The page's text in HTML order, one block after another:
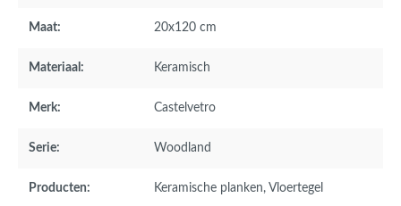
Maat: 20x120 cm
Materiaal: Keramisch
Merk: Castelvetro
Serie: Woodland
Producten: Keramische planken, Vloertegel